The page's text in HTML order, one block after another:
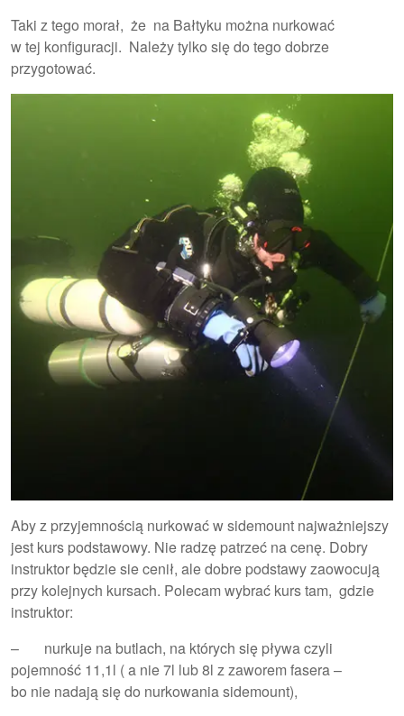
Taki z tego morał, że na Bałtyku można nurkować
w tej konfiguracji. Należy tylko się do tego dobrze
przygotować.
Aby z przyjemnością nurkować w sidemount najważniejszy
jest kurs podstawowy. Nie radzę patrzeć na cenę. Dobry
instruktor będzie sie cenił, ale dobre podstawy zaowocują
przy kolejnych kursach. Polecam wybrać kurs tam, gdzie
instruktor:
– nurkuje na butlach, na których się pływa czyli
pojemność 11,1l ( a nie 7l lub 8l z zaworem fasera –
bo nie nadają się do nurkowania sidemount),